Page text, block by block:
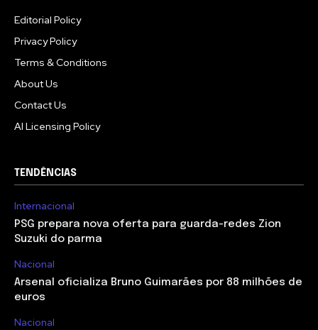
Editorial Policy
Privacy Policy
Terms & Conditions
About Us
Contact Us
AI Licensing Policy
TENDÊNCIAS
Internacional
PSG prepara nova oferta para guarda-redes Zion
Suzuki do parma
Nacional
Arsenal oficializa Bruno Guimarães por 88 milhões de
euros
Nacional